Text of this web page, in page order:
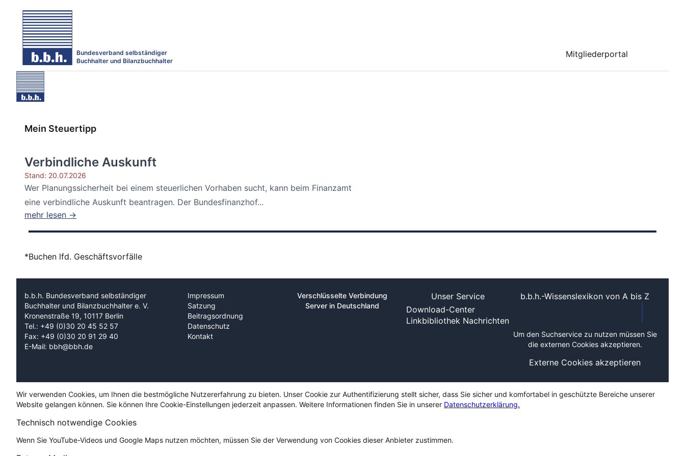
Bundesverband selbständiger
Buchhalter und Bilanzbuchhalter
Mitgliederportal
Mein Steuertipp
Verbindliche Auskunft
Stand: 20.07.2026
Wer Planungssicherheit bei einem steuerlichen Vorhaben sucht, kann beim Finanzamt
eine verbindliche Auskunft beantragen. Der Bundesfinanzhof...
mehr lesen →
*Buchen lfd. Geschäftsvorfälle
b.b.h. Bundesverband selbständiger
Buchhalter und Bilanzbuchhalter e. V.
Kronenstraße 19, 10117 Berlin
Tel.: +49 (0)30 20 45 52 57
Fax: +49 (0)30 20 91 29 40
E-Mail: bbh@bbh.de
Impressum
Satzung
Beitragsordnung
Datenschutz
Kontakt
Verschlüsselte Verbindung
Server in Deutschland
Unser Service
Download-Center
Linkbibliothek Nachrichten
b.b.h.-Wissenslexikon von A bis Z
Um den Suchservice zu nutzen müssen Sie
die externen Cookies akzeptieren.
Externe Cookies akzeptieren
Wir verwenden Cookies, um Ihnen die bestmögliche Nutzererfahrung zu bieten. Unser Cookie zur Authentifizierung stellt sicher, dass Sie sicher und komfortabel in geschützte Bereiche unserer
Website gelangen können. Sie können Ihre Cookie-Einstellungen jederzeit anpassen. Weitere Informationen finden Sie in unserer Datenschutzerklärung.
Technisch notwendige Cookies
Wenn Sie YouTube-Videos und Google Maps nutzen möchten, müssen Sie der Verwendung von Cookies dieser Anbieter zustimmen.